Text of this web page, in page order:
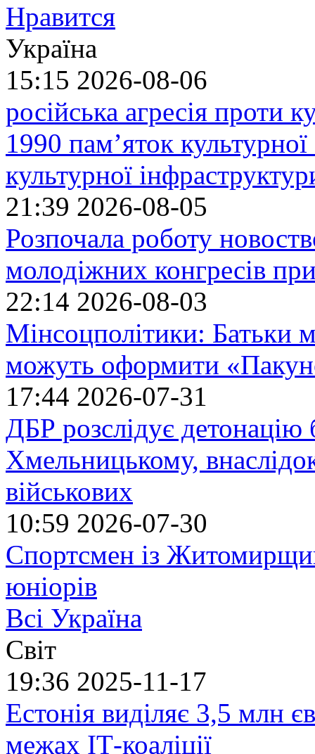
Нравится
Україна
15:15 2026-08-06
російська агресія проти
1990 пам’яток
культурної
21:39 2026-08-05
Розпочала роботу
молодіжних конгресів
22:14 2026-08-03
Мінсоцполітики: Батьки
можуть оформити
17:44 2026-07-31
ДБР розслідує детонацію
Хмельницькому,
військових
10:59 2026-07-30
Спортсмен із
юніорів
Всі Україна
Світ
19:36 2025-11-17
Естонія виділяє 3,5 млн
межах ІТ-коаліції